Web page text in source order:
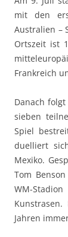
mit den
Australien –
Ortszeit ist
Frankreich
Danach
sieben
Spiel
duelliert
Mexiko.
Tom
WM-
Jahren